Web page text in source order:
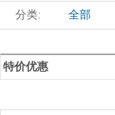
分类: 全部
特价优惠